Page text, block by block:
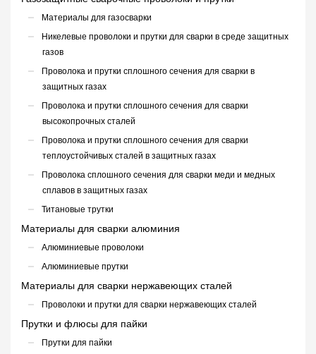
Материалы для газосварки
Никелевые проволоки и прутки для сварки в среде защитных
газов
Проволока и прутки сплошного сечения для сварки в
защитных газах
Проволока и прутки сплошного сечения для сварки
высокопрочных сталей
Проволока и прутки сплошного сечения для сварки
теплоустойчивых сталей в защитных газах
Проволока сплошного сечения для сварки меди и медных
сплавов в защитных газах
Титановые трутки
Материалы для сварки алюминия
Алюминиевые проволоки
Алюминиевые прутки
Материалы для сварки нержавеющих сталей
Проволоки и прутки для сварки нержавеющих сталей
Прутки и флюсы для пайки
Прутки для пайки